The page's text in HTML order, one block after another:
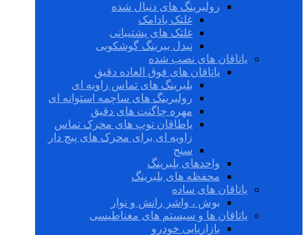
رولبرینگ های دنبال شده
غلتک بادامک
غلتک های پشتیبانی
نیدل بیرینگ گوشکوبی
یاتاقان های نصب شده
یاتاقان های فوق العاده دقیق
بلبرینگ های تماس زاویه ای
رولبرینگ های ساچمه استوانه ای
مهره چاگنت های دقیق
یاطاقان توپ های محرک تماس
زاویه ای برای محرک های پیچ دار
سنج
واحدهای بلبرینگ
محفظه های بلبرینگ
یاتاقان های ساده
بوش ، واشر رانش و نوار
یاتاقان ها و سیستم های مغناطیسی
بازاریابی خودرو